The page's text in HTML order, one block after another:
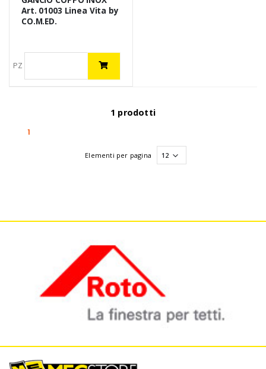
Art. 01003 Linea Vita by
CO.M.ED.
PZ
1 prodotti
1
Elementi per pagina